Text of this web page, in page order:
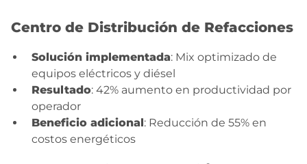
Centro de Distribución de Refacciones
Solución implementada: Mix optimizado de
equipos eléctricos y diésel
Resultado: 42% aumento en productividad por
operador
Beneficio adicional: Reducción de 55% en
costos energéticos